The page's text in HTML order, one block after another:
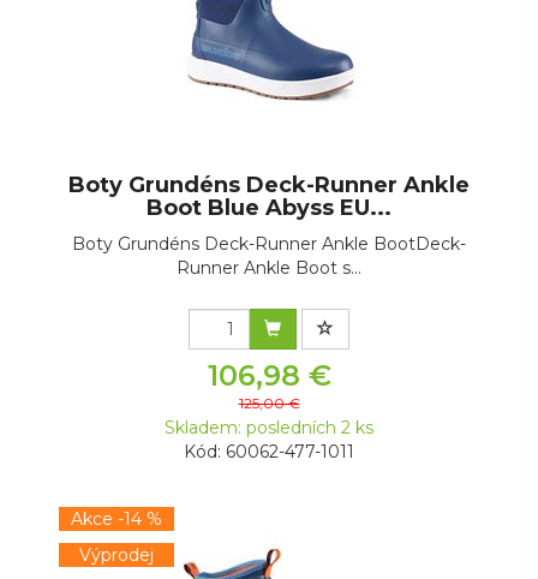
Boty Grundéns Deck-Runner Ankle
Boot Blue Abyss EU...
Boty Grundéns Deck-Runner Ankle BootDeck-
Runner Ankle Boot s...
106,98 €
125,00 €
Skladem: posledních 2 ks
Kód: 60062-477-1011
Akce -14 %
Výprodej